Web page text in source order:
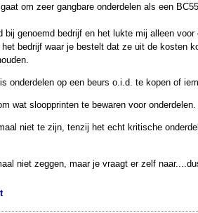
om zeer gangbare onderdelen als een
bij genoemd bedrijf en het lukte mij alleen
bedrijf waar je bestelt dat ze uit de kosten
onderdelen op een beurs o.i.d. te kopen of
wat sloopprinten te bewaren voor onderdelen.
niet te zijn, tenzij het echt kritische
niet zeggen, maar je vraagt er zelf